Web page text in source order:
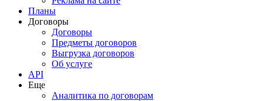
Планы
Договоры
Договоры
Предметы договоров
Выгрузка договоров
Об услуге
API
Еще
Аналитика по договорам